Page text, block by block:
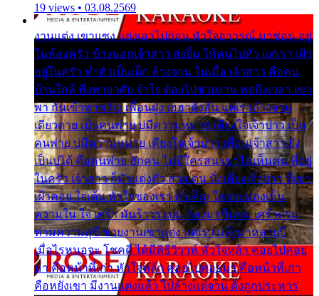
19 views • 03.08.2569
งานแต่ง เขาแซง แย่งเอาไปก่อน หัวใจอาวรณ์ มาซ่อน อยู่
ในห้องครัว ข้างนอกเจ้าสาว ส่งยิ้ม ให้คนไปทั่ว แต่เรา เฝ้า
อยู่ในครัว ทำตัวเป็นเด็ก ล้างจาน ในเมื่อ เจ้าสาว คือคน
บ้านใกล้ พึ่งพาอาศัย จำใจ ต้องไปช่วยงาน พอถึงเวลา เขา
พา กันเข้าพาขวัญ เพื่อนฝูง เฮฮาดังลั่น แต่เราล้างจาน
เดียวดาย เป็นคนพ่าย บ่มีความหมาย เคียงใจเจ้าบ่าว เป็น
คนพ่าย บ่มีความหมาย เคียงใจเจ้าบ่าว เพื่อนเจ้าสาว ยัง
เป็นบ่ได้ คือคนพ่าย ฮักคน ไม่มีใครสน เขาไม่เห็นคน ที่อยู่
ในครัว เจ้าสาว ก็มัวแต่งตัว สวยเด่น นั่งเคียงเจ้าบ่าว ที่เขา
เฝ้าคอย ใจเต้น หัวใจของเรา ลำเค็ญ ใครจะมองเห็น
ความใน ใจ เศร้า มันร้าวระบม ต้องมาขื่นขม เศร้าตรม
ท่ามความสุขี ช่วยงานเขาแต่ง แต่เรา แล้งมาหลายปี
เมื่อไรหนอจะ โชคดี ได้มีพิธีวิวาห์ หัวใจหล้า คอยไปคอย
มา คือหน้าที่เก่า หัวใจหล้า คอยไปคอยมา คือหน้าที่เก่า
คือหยังเขา มีงานแต่งแล้ว ไปล้างแต่จาน ดั่งถูกประหาร